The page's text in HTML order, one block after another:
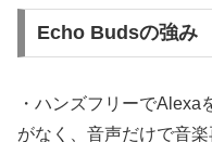
Echo Budsの強み
・ハンズフリーで
がなく、音声だけで音